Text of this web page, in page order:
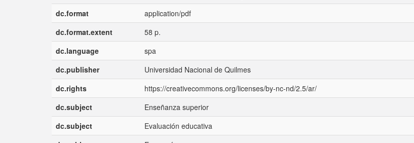
dc.format application/pdf
dc.format.extent
58 p.
dc.language
spa
dc.publisher
Universidad Nacional de Quilmes
dc.rights
https://creativecommons.org/licenses/by-nc-nd/2.5/ar/
dc.subject
Enseñanza superior
dc.subject
Evaluación educativa